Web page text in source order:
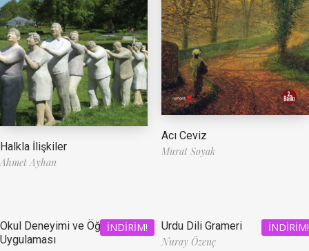
Halkla İlişkiler
Ahmet Ayhan
Acı Ceviz
Murat Soyak
İNDIRIM!
Okul Deneyimi ve Öğretmenlik
Uygulaması
İNDIRIM!
Urdu Dili Grameri
Nuray Özenç